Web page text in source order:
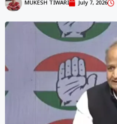
MUKESH TIWARI July 7, 2026